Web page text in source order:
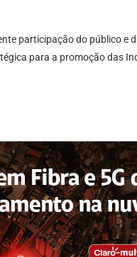
participação do público e
para a promoção das